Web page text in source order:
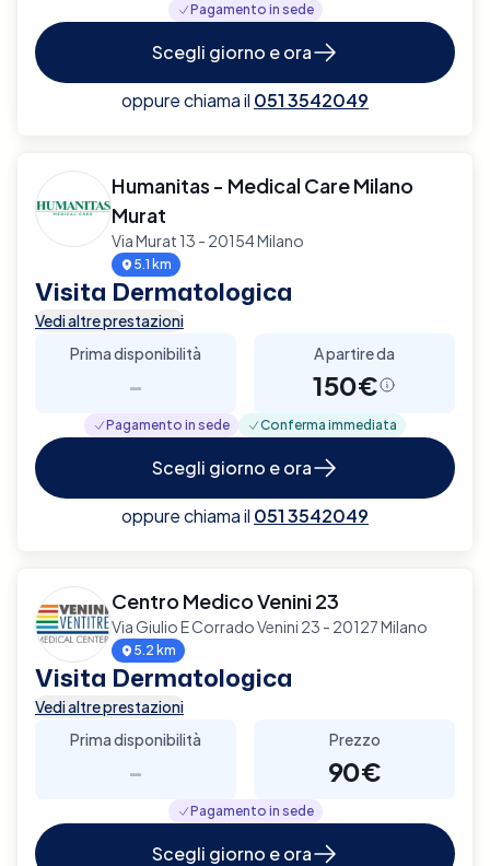
Pagamento in sede
Scegli giorno e ora
oppure chiama il 051 3542049
Humanitas - Medical Care Milano
Murat
Via Murat 13 - 20154 Milano
5.1 km
Visita Dermatologica
Vedi altre prestazioni
Prima disponibilità
-
A partire da
150€
Pagamento in sede Conferma immediata
Scegli giorno e ora
oppure chiama il 051 3542049
Centro Medico Venini 23
Via Giulio E Corrado Venini 23 - 20127 Milano
5.2 km
Visita Dermatologica
Vedi altre prestazioni
Prima disponibilità
-
Prezzo
90€
Pagamento in sede
Scegli giorno e ora